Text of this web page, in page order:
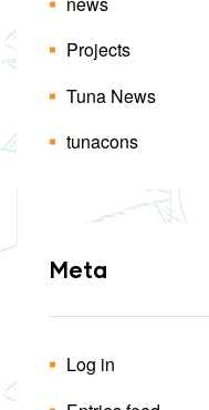
Projects
Tuna News
tunacons
Meta
Log in